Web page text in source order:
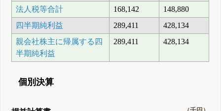
法人税等合計
168,142
148,880
四半期純利益
289,411
428,134
親会社株主に帰属する四
半期純利益
289,411 428,134
個別決算